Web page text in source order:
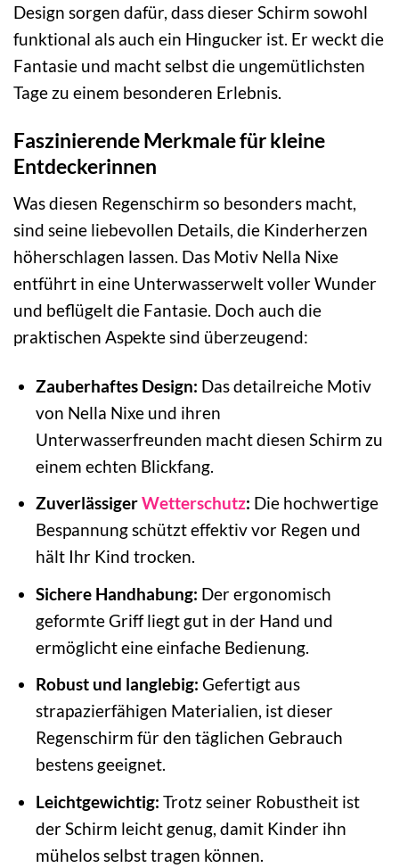
Design sorgen dafür, dass dieser Schirm sowohl
funktional als auch ein Hingucker ist. Er weckt die
Fantasie und macht selbst die ungemütlichsten
Tage zu einem besonderen Erlebnis.
Faszinierende Merkmale für kleine
Entdeckerinnen
Was diesen Regenschirm so besonders macht,
sind seine liebevollen Details, die Kinderherzen
höherschlagen lassen. Das Motiv Nella Nixe
entführt in eine Unterwasserwelt voller Wunder
und beflügelt die Fantasie. Doch auch die
praktischen Aspekte sind überzeugend:
Zauberhaftes Design: Das detailreiche Motiv
von Nella Nixe und ihren
Unterwasserfreunden macht diesen Schirm zu
einem echten Blickfang.
ZuverlässigerWetterschutz: Die hochwertige
Bespannung schützt effektiv vor Regen und
hält Ihr Kind trocken.
Sichere Handhabung: Der ergonomisch
geformte Griff liegt gut in der Hand und
ermöglicht eine einfache Bedienung.
Robust und langlebig: Gefertigt aus
strapazierfähigen Materialien, ist dieser
Regenschirm für den täglichen Gebrauch
bestens geeignet.
Leichtgewichtig: Trotz seiner Robustheit ist
der Schirm leicht genug, damit Kinder ihn
mühelos selbst tragen können.